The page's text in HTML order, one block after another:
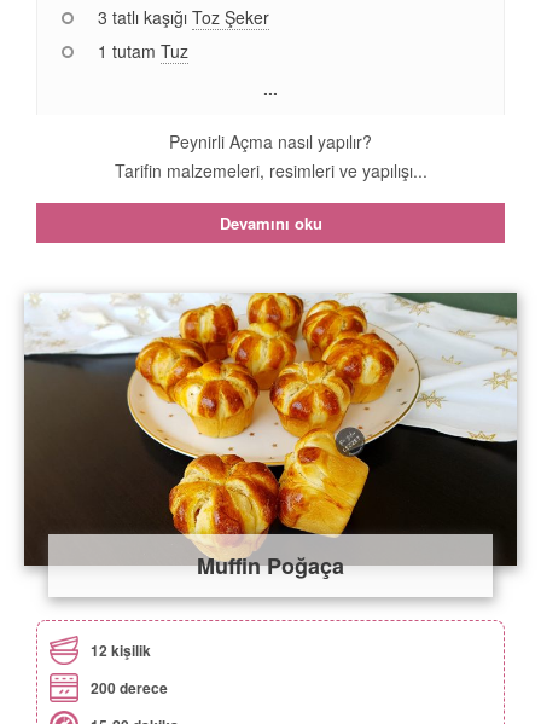
3 tatlı kaşığı Toz Şeker
1 tutam Tuz
...
Peynirli Açma nasıl yapılır?
Tarifin malzemeleri, resimleri ve yapılışı...
Devamını oku
Muffin Poğaça
12 kişilik
200 derece